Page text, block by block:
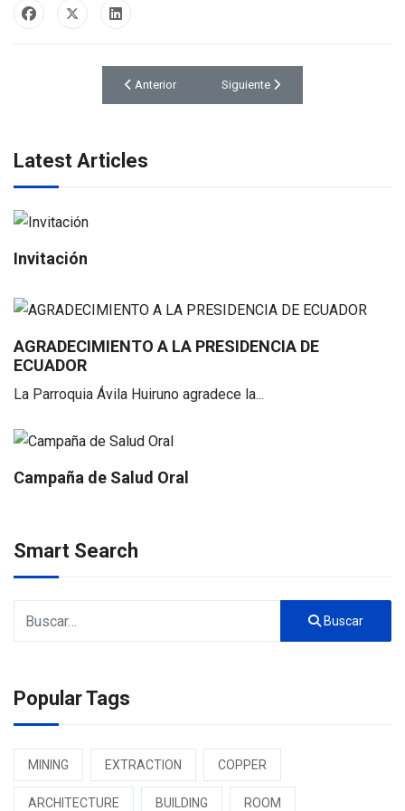
Artículo anterior: Relastrado de la comunidad Avila
Anterior Artículo siguiente: Socialización
Siguiente
Latest Articles
Invitación
AGRADECIMIENTO A LA PRESIDENCIA DE
ECUADOR
La Parroquia Ávila Huiruno agradece la...
Campaña de Salud Oral
Smart Search
Buscar
Buscar
Popular Tags
MINING EXTRACTION COPPER
ARCHITECTURE BUILDING ROOM